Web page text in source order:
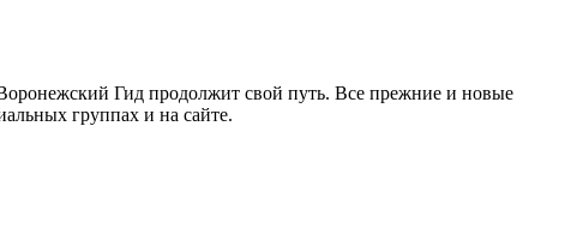
Гид продолжит свой путь. Все прежние и новые
группах и на сайте.